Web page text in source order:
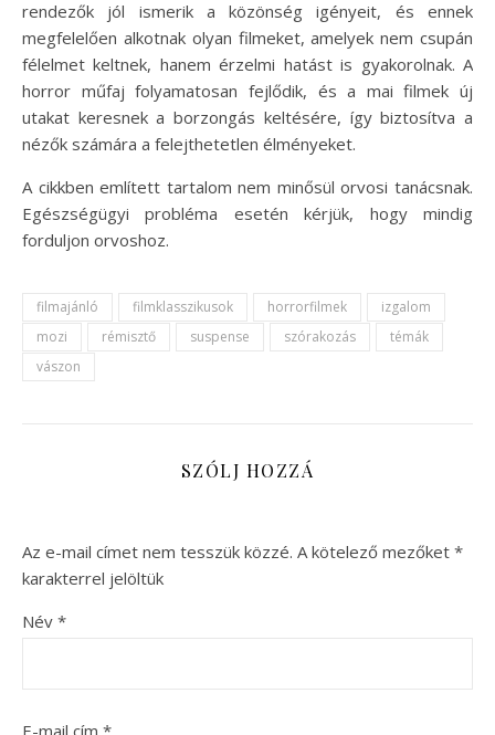
rendezők jól ismerik a közönség igényeit, és ennek
megfelelően alkotnak olyan filmeket, amelyek nem csupán
félelmet keltnek, hanem érzelmi hatást is gyakorolnak. A
horror műfaj folyamatosan fejlődik, és a mai filmek új
utakat keresnek a borzongás keltésére, így biztosítva a
nézők számára a felejthetetlen élményeket.
A cikkben említett tartalom nem minősül orvosi tanácsnak.
Egészségügyi probléma esetén kérjük, hogy mindig
forduljon orvoshoz.
filmajánló filmklasszikusok horrorfilmek
izgalom
mozi
rémisztő suspense szórakozás
témák
vászon
SZÓLJ HOZZÁ
Az e-mail címet nem tesszük közzé. A kötelező mezőket *
karakterrel jelöltük
Név *
E-mail cím *